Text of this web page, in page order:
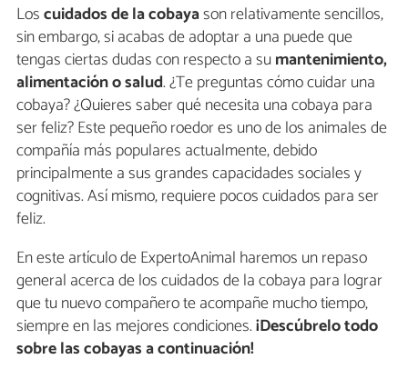
Loscuidados de la cobayason relativamente sencillos,
sin embargo, si acabas de adoptar a una puede que
tengas ciertas dudas con respecto a sumantenimiento,
alimentación o salud. ¿Te preguntas cómo cuidar una
cobaya? ¿Quieres saber qué necesita una cobaya para
ser feliz? Este pequeño roedor es uno de los animales de
compañía más populares actualmente, debido
principalmente a sus grandes capacidades sociales y
cognitivas. Así mismo, requiere pocos cuidados para ser
feliz.
En este artículo de ExpertoAnimal haremos un repaso
general acerca de los cuidados de la cobaya para lograr
que tu nuevo compañero te acompañe mucho tiempo,
siempre en las mejores condiciones.¡Descúbrelo todo
sobre las cobayas a continuación!